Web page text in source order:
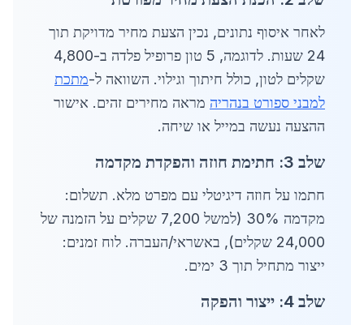
לאחר איסוף נתונים, נכין הצעת מחיר מדויקת תוך
24 שעות. לדוגמה, 5 טון פרופיל פלדה ב-4,800
שקלים לטון, כולל חיתוך וגילוי. השוואה ל-מתכת
למבני ספורט בנהריה מראה מחירים זהים. אישור
ההצעה נעשה במייל או שיחה.
שלב 3: חתימת חוזה והפקדת מקדמה
חתמו על חוזה דיגיטלי עם מפרט מלא. תשלום:
מקדמה 30% (למשל 7,200 שקלים על הזמנה של
24,000 שקלים), באשראי/העברה. לוח זמנים:
ייצור מתחיל תוך 3 ימים.
שלב 4: ייצור והפקה